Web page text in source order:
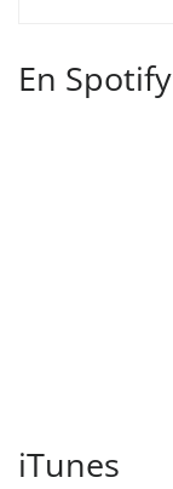
En Spotify
iTunes